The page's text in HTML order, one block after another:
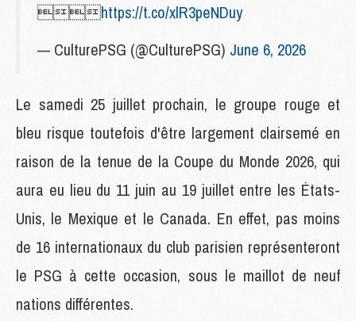
https://t.co/xlR3peNDuy
— CulturePSG (@CulturePSG) June 6, 2026
Le samedi 25 juillet prochain, le groupe rouge et
bleu risque toutefois d'être largement clairsemé en
raison de la tenue de la Coupe du Monde 2026, qui
aura eu lieu du 11 juin au 19 juillet entre les États-
Unis, le Mexique et le Canada. En effet, pas moins
de 16 internationaux du club parisien représenteront
le PSG à cette occasion, sous le maillot de neuf
nations différentes.